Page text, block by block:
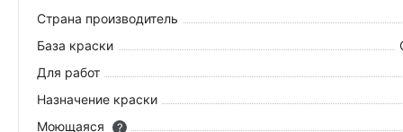
Страна производитель
База краски
Для работ
Назначение краски
Моющаяся
?